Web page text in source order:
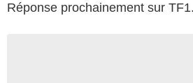
Réponse prochainement sur TF1.